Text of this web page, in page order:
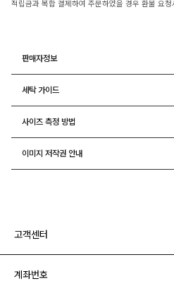
적립금과 복합 결제하여 주문하였을 경우 환불 요
판매자정보
세탁 가이드
사이즈 측정 방법
이미지 저작권 안내
고객센터
계좌번호